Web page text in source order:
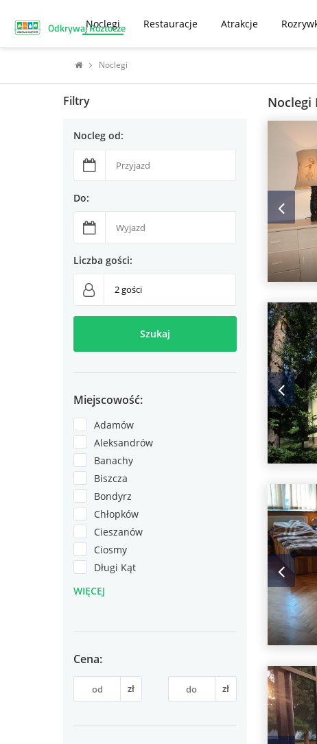
Odkrywaj Roztocze
Noclegi Restauracje Atrakcje
Noclegi
Filtry
Nocleg od:
Do:
Liczba gości:
Szukaj
Miejscowość:
Adamów
Aleksandrów
Banachy
Biszcza
Bondyrz
Chłopków
Cieszanów
Ciosmy
Długi Kąt
WIĘCEJ
Cena:
zł zł
Noclegi